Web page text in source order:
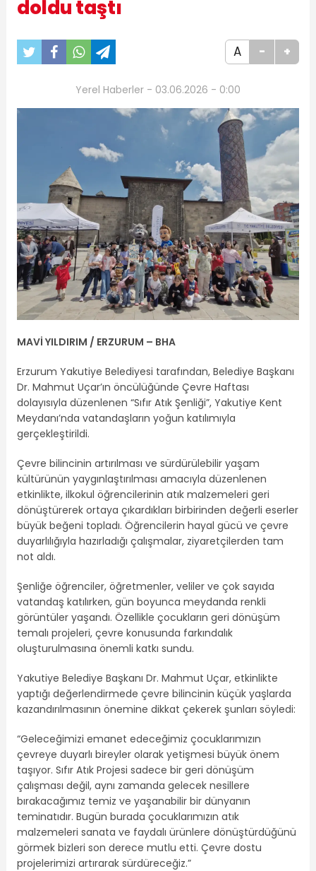
doldu taştı
A - +
Yerel Haberler - 03.06.2026 - 0:00
MAVİ YILDIRIM / ERZURUM – BHA
Erzurum Yakutiye Belediyesi tarafından, Belediye Başkanı
Dr. Mahmut Uçar’ın öncülüğünde Çevre Haftası
dolayısıyla düzenlenen “Sıfır Atık Şenliği”, Yakutiye Kent
Meydanı’nda vatandaşların yoğun katılımıyla
gerçekleştirildi.
Çevre bilincinin artırılması ve sürdürülebilir yaşam
kültürünün yaygınlaştırılması amacıyla düzenlenen
etkinlikte, ilkokul öğrencilerinin atık malzemeleri geri
dönüştürerek ortaya çıkardıkları birbirinden değerli eserler
büyük beğeni topladı. Öğrencilerin hayal gücü ve çevre
duyarlılığıyla hazırladığı çalışmalar, ziyaretçilerden tam
not aldı.
Şenliğe öğrenciler, öğretmenler, veliler ve çok sayıda
vatandaş katılırken, gün boyunca meydanda renkli
görüntüler yaşandı. Özellikle çocukların geri dönüşüm
temalı projeleri, çevre konusunda farkındalık
oluşturulmasına önemli katkı sundu.
Yakutiye Belediye Başkanı Dr. Mahmut Uçar, etkinlikte
yaptığı değerlendirmede çevre bilincinin küçük yaşlarda
kazandırılmasının önemine dikkat çekerek şunları söyledi:
“Geleceğimizi emanet edeceğimiz çocuklarımızın
çevreye duyarlı bireyler olarak yetişmesi büyük önem
taşıyor. Sıfır Atık Projesi sadece bir geri dönüşüm
çalışması değil, aynı zamanda gelecek nesillere
bırakacağımız temiz ve yaşanabilir bir dünyanın
teminatıdır. Bugün burada çocuklarımızın atık
malzemeleri sanata ve faydalı ürünlere dönüştürdüğünü
görmek bizleri son derece mutlu etti. Çevre dostu
projelerimizi artırarak sürdüreceğiz.”